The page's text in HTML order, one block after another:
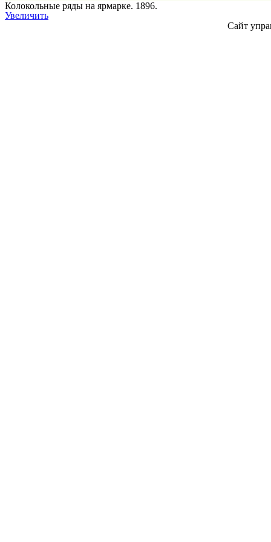
Колокольные ряды на ярмарке. 1896.
Увеличить
Сайт